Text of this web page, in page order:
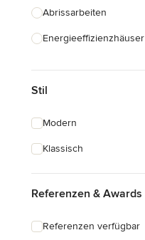
Abrissarbeiten
Energieeffizienzhäuser
Garagenbau
Alle anzeigen
Stil
Modern
Klassisch
Referenzen & Awards
Referenzen verfügbar